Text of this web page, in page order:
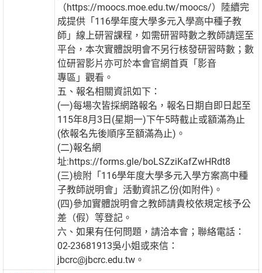
（https://moocs.moe.edu.tw/moocs/）陸續完
成提供「116學年度大學多元入學高中種子教
師」線上研習課程，如需研習時數之教師請逕至
平台，本次實體說明會不另行核發研習時數；數
位研習影片亦可於本會官網首頁「影音
專區」觀看。
五、報名相關資訊如下：
(一)每場次皆採網路報名，報名日期自即日起至
115年8月3日(星期一)下午5時截止或額滿為止
(依報名先後順序至額滿為止)。
(二)報名網
址:https://forms.gle/boLSZziKafZwHRdt8
(三)檢附「116學年度大學多元入學方案高中種
子教師説明會」活動資訊乙份(如附件)。
(四)參加實體說明會之教師請貴校依規定核予公
差（假）等登記。
六、如果有任何問題，請洽本會；聯絡電話：
02-23681913吳小姐或來信：
jbcrc@jbcrc.edu.tw。